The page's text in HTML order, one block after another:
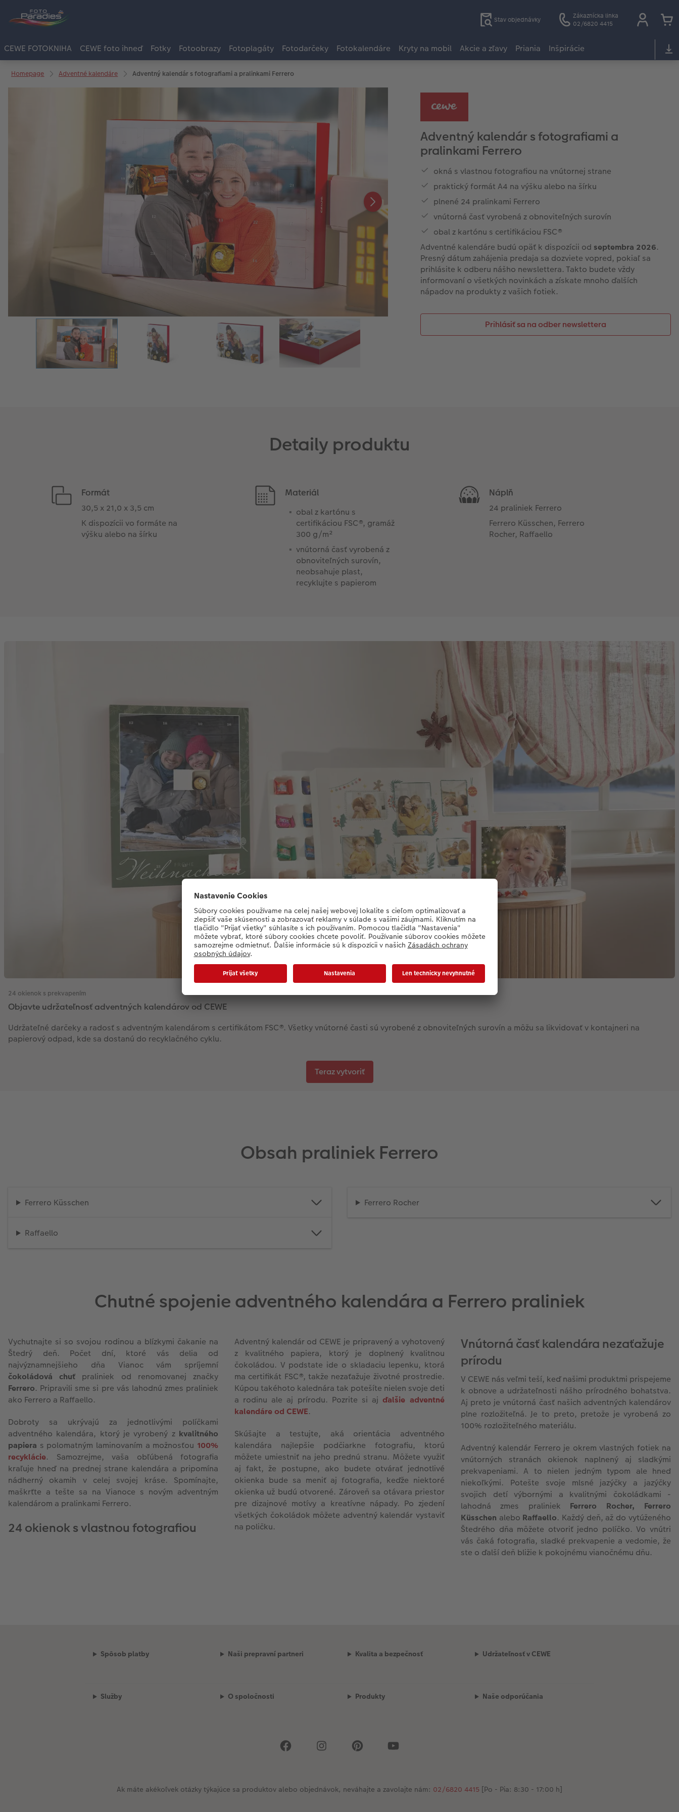
Stav objednávky
Zákaznícka linka
02/6820 4415
CEWE FOTOKNIHA CEWE foto ihneď Fotky Fotoobrazy Fotoplagáty Fotodarčeky Fotokalendáre Kryty na mobil Akcie a zľavy Priania Inšpirácie
Homepage Adventné kalendáre Adventný kalendár s fotografiami a pralinkami Ferrero
Adventný kalendár s fotografiami a
pralinkami Ferrero
okná s vlastnou fotografiou na vnútornej strane
praktický formát A4 na výšku alebo na šírku
plnené 24 pralinkami Ferrero
vnútorná časť vyrobená z obnoviteľných surovín
obal z kartónu s certifikáciou FSC®
Adventné kalendáre budú opäť k dispozícii od septembra 2026.
Presný dátum zahájenia predaja sa dozviete vopred, pokiaľ sa
prihlásite k odberu nášho newslettera. Takto budete vždy
informovaní o všetkých novinkách a získate mnoho ďalších
nápadov na produkty z vašich fotiek.
Prihlásiť sa na odber newslettera
Detaily produktu
Formát
30,5 x 21,0 x 3,5 cm
K dispozícii vo formáte na
výšku alebo na šírku
Materiál
obal z kartónu s
certifikáciou FSC®, gramáž
300 g/m²
vnútorná časť vyrobená z
obnoviteľných surovín,
neobsahuje plast,
recyklujte s papierom
Náplň
24 praliniek Ferrero
Ferrero Küsschen, Ferrero
Rocher, Raffaello
24 okienok s prekvapením
Objavte udržateľnosť adventných kalendárov od CEWE
Udržateľné darčeky a radosť s adventným kalendárom s certifikátom FSC®. Všetky vnútorné časti sú vyrobené z obnoviteľných surovín a môžu sa likvidovať v kontajneri na
papierový odpad, kde sa dostanú do recyklačného cyklu.
Teraz vytvoriť
Obsah praliniek Ferrero
Ferrero Küsschen
Raffaello
Ferrero Rocher
Chutné spojenie adventného kalendára a Ferrero praliniek
Vychutnajte si so svojou rodinou a blízkymi čakanie na
Štedrý deň. Počet dní, ktoré vás delia od
najvýznamnejšieho dňa Vianoc vám spríjemní
čokoládová chuť praliniek od renomovanej značky
Ferrero. Pripravili sme si pre vás lahodnú zmes praliniek
ako Ferrero a Raffaello.
Dobroty sa ukrývajú za jednotlivými políčkami
adventného kalendára, ktorý je vyrobený z kvalitného
papiera s polomatným laminovaním a možnosťou 100%
recyklácie. Samozrejme, vaša obľúbená fotografia
kraľuje hneď na prednej strane kalendára a pripomína
nádherný okamih v celej svojej kráse. Spomínajte,
maškrťte a tešte sa na Vianoce s novým adventným
kalendárom a pralinkami Ferrero.
24 okienok s vlastnou fotografiou
Adventný kalendár od CEWE je pripravený a vyhotovený
z kvalitného papiera, ktorý je doplnený kvalitnou
čokoládou. V podstate ide o skladaciu lepenku, ktorá
ma certifikát FSC®, takže nezaťažuje životné prostredie.
Kúpou takéhoto kalednára tak potešíte nielen svoje deti
a rodinu ale aj prírodu. Pozrite si aj ďalšie adventné
kalendáre od CEWE.
Skúšajte a testujte, aká orientácia adventného
kalendára najlepšie podčiarkne fotografiu, ktorú
môžete umiestniť na jeho prednú stranu. Môžete využiť
aj fakt, že postupne, ako budete otvárať jednotlivé
okienka bude sa meniť aj fotografia, keďže niektoré
okienka už budú otvorené. Zároveň sa otávara priestor
pre dizajnové motívy a kreatívne nápady. Po zjedení
všetkých čokoládok môžete adventný kalendár vystaviť
na poličku.
Vnútorná časť kalendára nezaťažuje
prírodu
V CEWE nás veľmi teší, keď našimi produktmi prispejeme
k obnove a udržateľnosti nášho prírodného bohatstva.
Aj preto je vnútorná časť našich adventných kalendárov
plne rozložiteľná. Je to preto, pretože je vyrobená zo
100% rozložiteľného materiálu.
Adventný kalendár Ferrero je okrem vlastných fotiek na
vnútorných stranách okienok naplnený aj sladkými
prekvapeniami. A to nielen jedným typom ale hneď
niekoľkými. Potešte svoje mlsné jazýčky a jazýčky
svojich detí výbornými a kvalitnými čokoládkami -
lahodná zmes praliniek Ferrero Rocher, Ferrero
Küsschen alebo Raffaello. Každý deň, až do vytúženého
Štedrého dňa môžete otvoriť jedno políčko. Vo vnútri
vás čaká fotografia, sladké prekvapenie a vedomie, že
ste o ďalší deň bližie k pokojnému vianočnému dňu.
Spôsob platby Naši prepravní partneri Kvalita a bezpečnosť Udržateľnosť v CEWE
Služby O spoločnosti Produkty Naše odporúčania
Ak máte akékoľvek otázky týkajúce sa produktov alebo objednávok, neváhajte a zavolajte nám: 02/6820 4415 [Po - Pia: 8:30 - 17:00 h]